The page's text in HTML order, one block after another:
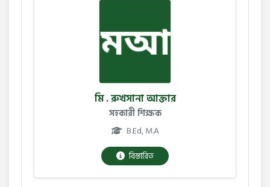
মি . রুখসানা আক্তার
সহকারী শিক্ষক
B.Ed, M.A
বিস্তারিত